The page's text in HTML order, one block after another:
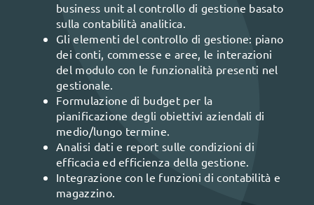
business unit al controllo di gestione basato
sulla contabilità analitica.
Gli elementi del controllo di gestione: piano
dei conti, commesse e aree, le interazioni
del modulo con le funzionalità presenti nel
gestionale.
Formulazione di budget per la
pianificazione degli obiettivi aziendali di
medio/lungo termine.
Analisi dati e report sulle condizioni di
efficacia ed efficienza della gestione.
Integrazione con le funzioni di contabilità e
magazzino.